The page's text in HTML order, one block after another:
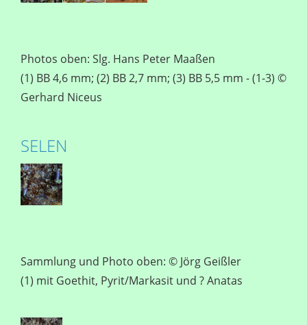
Photos oben: Slg. Hans Peter Maaßen
(1) BB 4,6 mm; (2) BB 2,7 mm; (3) BB 5,5 mm - (1-3) ©
Gerhard Niceus
SELEN
Sammlung und Photo oben: © Jörg Geißler
(1) mit Goethit, Pyrit/Markasit und ? Anatas